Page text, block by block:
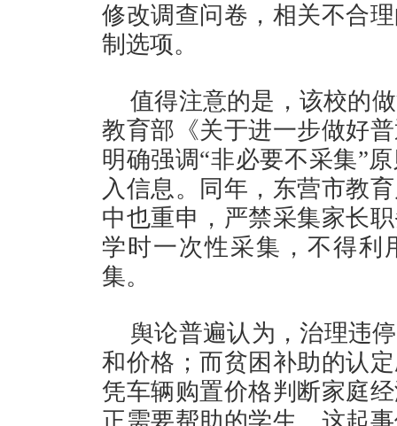
修改调查问卷，相关不合
制选项。
值得注意的是，该校的
教育部《关于进一步做好
明确强调“非必要不采集”
入信息。同年，东营市教
中也重申，严禁采集家长
学时一次性采集，不得利
集。
舆论普遍认为，治理违
和价格；而贫困补助的认
凭车辆购置价格判断家庭
正需要帮助的学生。这起